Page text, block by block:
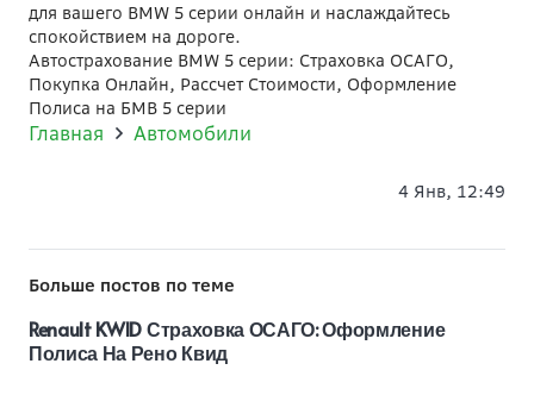
для вашего BMW 5 серии онлайн и наслаждайтесь
спокойствием на дороге.
Автострахование BMW 5 серии: Страховка ОСАГО,
Покупка Онлайн, Рассчет Стоимости, Оформление
Полиса на БМВ 5 серии
Главная Автомобили
4 Янв, 12:49
Больше постов по теме
Renault KWID Страховка ОСАГО: Оформление
Полиса На Рено Квид